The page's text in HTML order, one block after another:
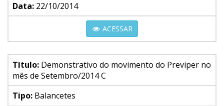
Data: 22/10/2014
ACESSAR
Título: Demonstrativo do movimento do Previper no
mês de Setembro/2014 C
Tipo: Balancetes